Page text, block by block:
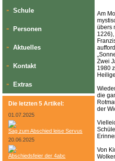
» Schule
» Personen
» Aktuelles
» Kontakt
» Extras
Die letzten 5 Artikel:
01.07.2025
Sag zum Abschied leise Servus
20.06.2025
Abschiedsfeier der 4abc
Am
übers
Zwei
1980
die
der
Von